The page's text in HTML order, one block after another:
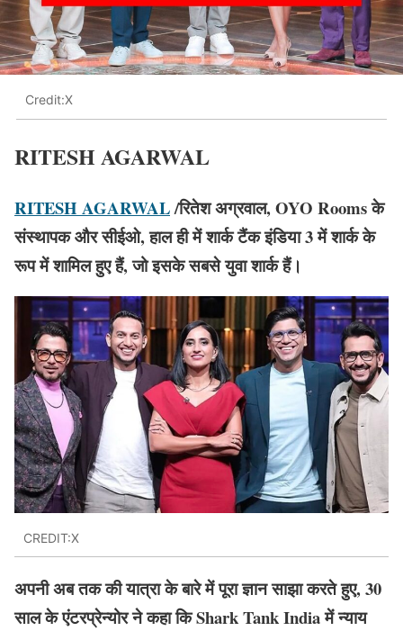
Credit:X
RITESH AGARWAL
RITESH AGARWAL/रितेश अग्रवाल, OYO Rooms के
संस्थापक और सीईओ, हाल ही में शार्क टैंक इंडिया 3 में शार्क के
रूप में शामिल हुए हैं, जो इसके सबसे युवा शार्क हैं।
CREDIT:X
अपनी अब तक की यात्रा के बारे में पूरा ज्ञान साझा करते हुए, 30
साल के एंटरप्रेन्योर ने कहा कि Shark Tank India में न्याय